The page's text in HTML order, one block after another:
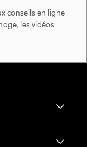
conseils en ligne
les vidéos